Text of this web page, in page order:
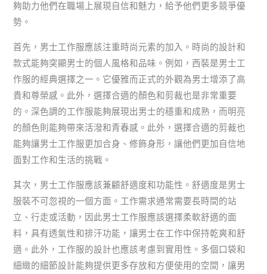
夠助力他們在職場上展現自信和魅力，給予他們更多競爭優
勢。
首先，男士工作服應該注重時尚元素的加入。時尚的設計和
款式能夠突顯男士的個人風格和品味。例如，西裝是男士工
作服的經典選擇之一。它優雅而正式的外觀為男士增添了高
貴和尊榮感。此外，選擇合適的顏色和剪裁也是非常重要
的。深色調的工作服能夠展現出男士的穩重和成熟，而明亮
的顏色則能夠帶來活潑和青春感。此外，選擇合適的剪裁也
能夠讓男士工作服更加合身、修飾身形，讓他們更加自信地
面對工作和生活的挑戰。
其次，男士工作服應該兼顧舒適度和功能性。舒適度是男士
服裝不可忽視的一個方面。工作需求通常需要長時間的站
立、行走或活動，因此男士工作服應該選擇柔軟舒適的面
料，具有透氣性和排汗功能，讓男士在工作中保持乾爽和舒
適。此外，工作服的設計也應該考慮到實用性。多個口袋和
細緻的細節設計能夠提供更多存放和方便使用的空間，讓男